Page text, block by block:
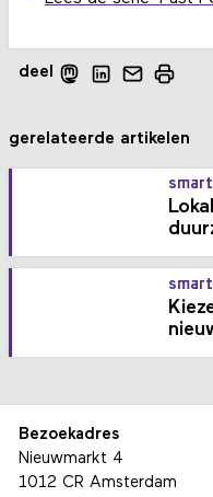
deel
gerelateerde artikelen
Bezoekadres
Nieuwmarkt 4
1012 CR Amsterdam